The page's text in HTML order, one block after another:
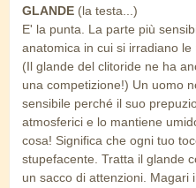
GLANDE (la testa...)
E' la punta. La parte più
anatomica in cui si irradiano le
(Il glande del clitoride ne ha
una competizione!) Un uomo
sensibile perché il suo
atmosferici e lo mantiene
cosa! Significa che ogni tuo
stupefacente. Tratta il glande
un sacco di attenzioni. Magari